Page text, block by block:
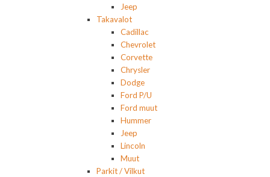
Jeep
Takavalot
Cadillac
Chevrolet
Corvette
Chrysler
Dodge
Ford P/U
Ford muut
Hummer
Jeep
Lincoln
Muut
Parkit / Vilkut